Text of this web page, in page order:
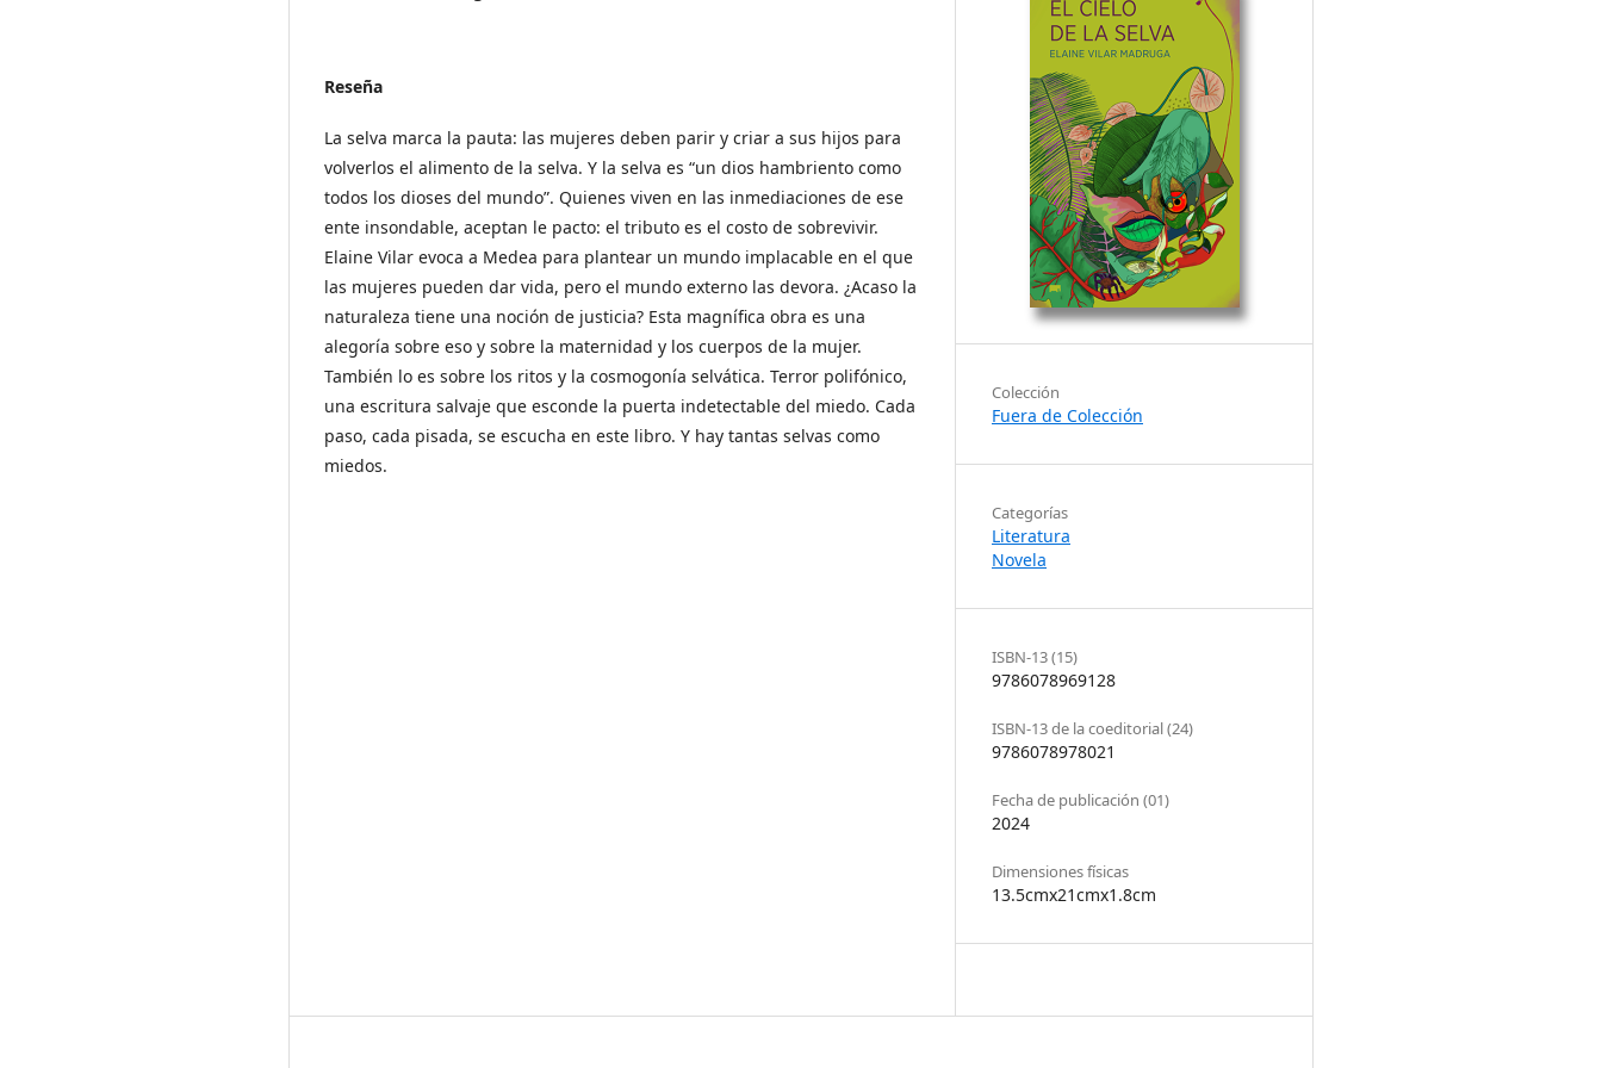
Reseña
La selva marca la pauta: las mujeres deben parir y criar a sus hijos para
volverlos el alimento de la selva. Y la selva es “un dios hambriento como
todos los dioses del mundo”. Quienes viven en las inmediaciones de ese
ente insondable, aceptan le pacto: el tributo es el costo de sobrevivir.
Elaine Vilar evoca a Medea para plantear un mundo implacable en el que
las mujeres pueden dar vida, pero el mundo externo las devora. ¿Acaso la
naturaleza tiene una noción de justicia? Esta magnífica obra es una
alegoría sobre eso y sobre la maternidad y los cuerpos de la mujer.
También lo es sobre los ritos y la cosmogonía selvática. Terror polifónico,
una escritura salvaje que esconde la puerta indetectable del miedo. Cada
paso, cada pisada, se escucha en este libro. Y hay tantas selvas como
miedos.
Colección
Fuera de Colección
Categorías
Literatura
Novela
ISBN-13 (15)
9786078969128
ISBN-13 de la coeditorial (24)
9786078978021
Fecha de publicación (01)
2024
Dimensiones físicas
13.5cmx21cmx1.8cm